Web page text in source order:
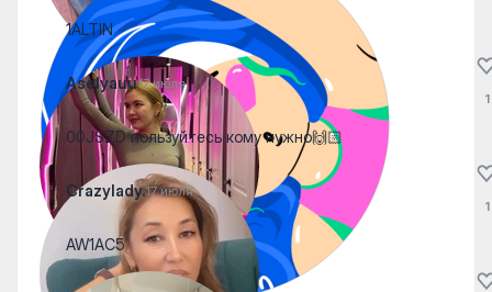
1ALTIN
Aselyauu17 июля
00JSZD пользуйтесь кому нужно🙌🏻
1
Crazylady.17 июля
AW1AC5
1